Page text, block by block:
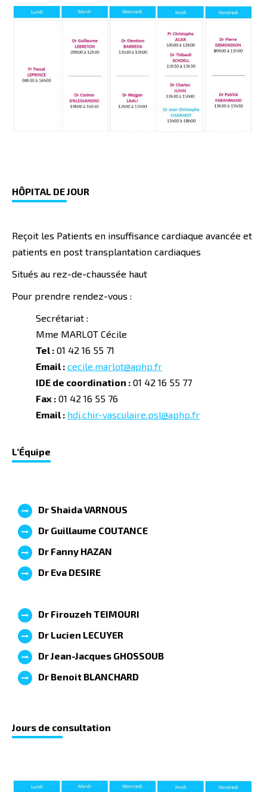
HÔPITAL DEJOUR
Reçoit les Patients en insuffisance cardiaque avancée et
patients en post transplantation cardiaques
Situés au rez-de-chaussée haut
Pour prendre rendez-vous :
Secrétariat :
Mme MARLOT Cécile
Tel : 01 42 16 55 71
Email : cecile.marlot@aphp.fr
IDE de coordination : 01 42 16 55 77
Fax : 01 42 16 55 76
Email : hdj.chir-vasculaire.psl@aphp.fr
L’Équipe
Dr ShaidaVARNOUS
Dr Guillaume COUTANCE
Dr Fanny HAZAN
Dr Eva DESIRE
Dr Firouzeh TEIMOURI
Dr Lucien LECUYER
DrJean-Jacques GHOSSOUB
DrBenoitBLANCHARD
Jours de consultation